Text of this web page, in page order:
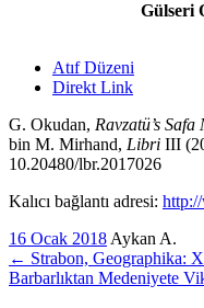
Gülseri
Atıf Düzeni
Direkt Link
G. Okudan, Ravzatü’s
bin M. Mirhand, Libri III
10.20480/lbr.2017026
Kalıcı bağlantı adresi:
16 Ocak 2018 Aykan A.
← Strabon, Geographika:
Barbarlıktan Medeniyete